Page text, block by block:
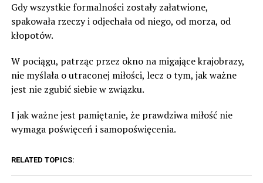
Gdy wszystkie formalności zostały załatwione,
spakowała rzeczy i odjechała od niego, od morza, od
kłopotów.
W pociągu, patrząc przez okno na migające krajobrazy,
nie myślała o utraconej miłości, lecz o tym, jak ważne
jest nie zgubić siebie w związku.
I jak ważne jest pamiętanie, że prawdziwa miłość nie
wymaga poświęceń i samopoświęcenia.
RELATED TOPICS: